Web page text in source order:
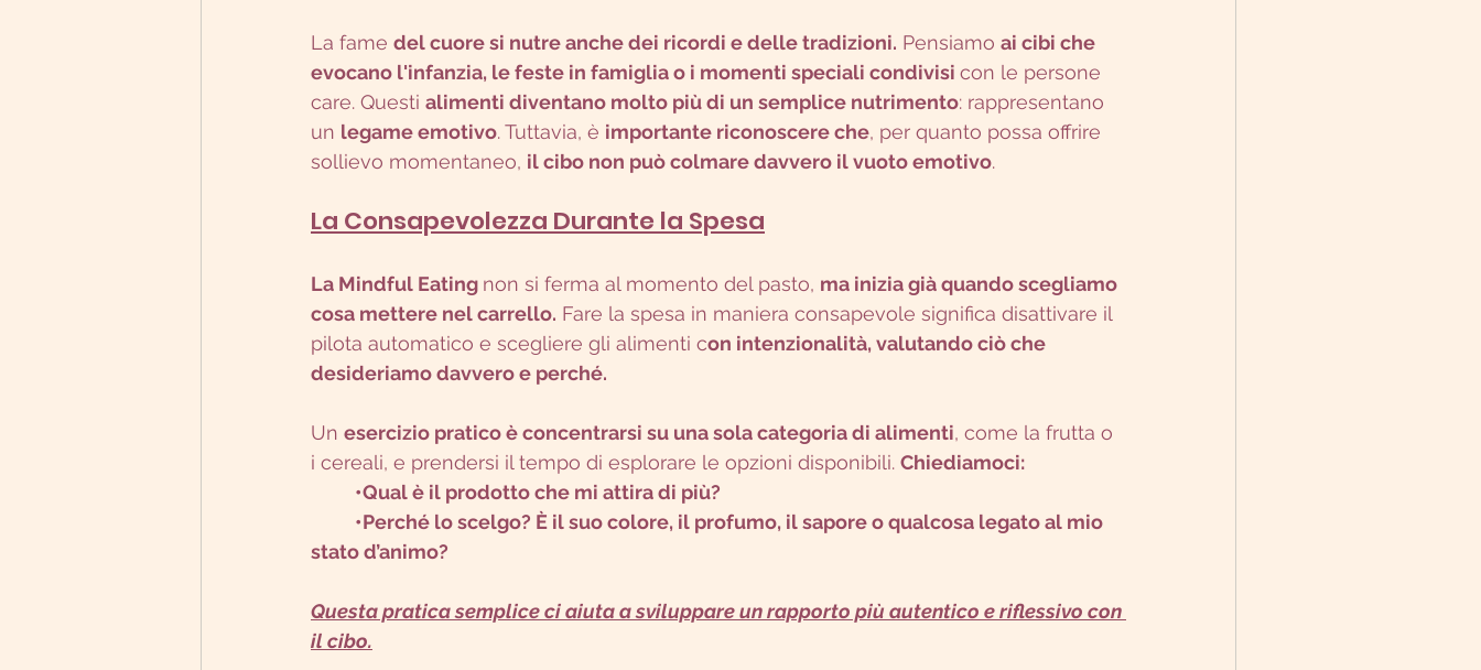
La fame del cuore si nutre anche dei ricordi e delle tradizioni. Pensiamo ai cibi che
evocano l'infanzia, le feste in famiglia o i momenti speciali condivisi con le persone
care. Questi alimenti diventano molto più di un semplice nutrimento: rappresentano
un legame emotivo. Tuttavia, è importante riconoscere che, per quanto possa offrire
sollievo momentaneo, il cibo non può colmare davvero il vuoto emotivo.
La Consapevolezza Durante la Spesa
La Mindful Eating non si ferma al momento del pasto, ma inizia già quando scegliamo
cosa mettere nel carrello. Fare la spesa in maniera consapevole significa disattivare il
pilota automatico e scegliere gli alimenti con intenzionalità, valutando ciò che
desideriamo davvero e perché.
Un esercizio pratico è concentrarsi su una sola categoria di alimenti, come la frutta o
i cereali, e prendersi il tempo di esplorare le opzioni disponibili. Chiediamoci:
	•Qual è il prodotto che mi attira di più?
stato d’animo?
Questa pratica semplice ci aiuta a sviluppare un rapporto più autentico e riflessivo con
il cibo.